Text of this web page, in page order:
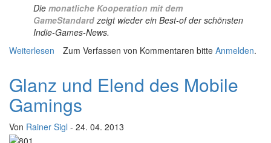
Die monatliche Kooperation mit dem
GameStandard zeigt wieder ein Best-of der schönsten
Indie-Games-News.
Weiterlesen über VGT goes GameStandard: Best of Indie April
Zum Verfassen von Kommentaren bitte Anmelden.
Glanz und Elend des Mobile
Gamings
Von Rainer Sigl - 24. 04. 2013